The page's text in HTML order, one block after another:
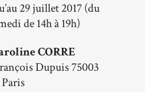
29 juillet 2017 (du
de 14h à 19h)
CORRE
Dupuis 75003
Paris